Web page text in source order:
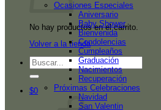
No hay productos en el carrito.
Volver a la tienda
Buscar
por:
$0
Ocasiones Especiales
Aniversario
Baby Shower
Bienvenida
Condolencias
Cumpleaños
Graduación
Nacimientos
Recuperación
Próximas Celebraciones
Navidad
San Valentin